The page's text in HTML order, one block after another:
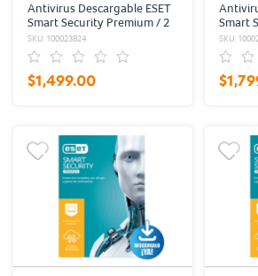
Antivirus Descargable ESET
Smart Security Premium / 2
años / 1 dispositivo
SKU: 100023824
$1,499.00
Smart
año / 2
SKU: